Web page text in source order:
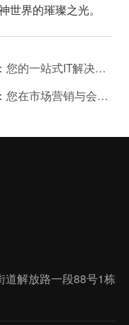
世界的璀璨之光。
四川悦湘雨数字科技：您的一站式IT解决方案提供商？
成都悦湘雨数字科技：您在市场营销与会展服务上的制胜法宝
道解放路一段88号1栋